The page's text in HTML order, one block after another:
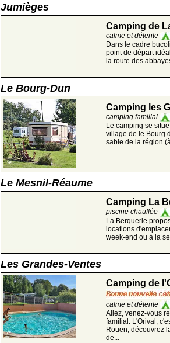
Jumièges
Camping de
calme et détente
Dans le cadre
point de départ
la route des
Le Bourg-Dun
Camping les
camping familial
Le camping se
village de le Bourg
sable de la région
Le Mesnil-Réaume
Camping La
piscine chauffée
La Berquerie
locations
week-end ou à la
Les Grandes-Ventes
Camping de
calme et détente
Allez, venez-vous
familial. L'Orival,
Rouen, découvrez
de...